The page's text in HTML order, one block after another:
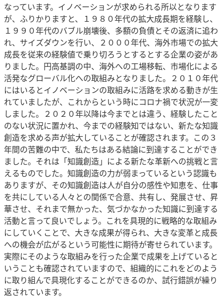
なっています。イノベーションが求められる所以となります
が、ふりかりますと、１９８０年代の拡大成長期を経験し、
１９９０年代のバブル崩壊後、多額の負債とその返済に追わ
れ、サイズダウンを行い、２０００年代、海外市場での拡大
成長を従来の経験値で乗り切ろうとするとする企業の姿があ
りました。円高基調の中、海外への工場移転、市場化による
活発なグローバル化への取組みとなりました。２０１０年代
にはいるとイノベーションの取組みに活路を求める動きが生
れていましたが、これからという時にコロナ禍で状況が一変
しました。２０２０年以降は今までとは違う、経験したこと
のない状況に置かれ、今までの経験知ではない、新たな知識
創造を求める声が拡大していることが確認されます。この３
年間の苦難の中で、私たちはある結論に到達することができ
ました。それは「知識創造」による新たな革新への挑戦と言
えるものでした。知識創造の力が弱まっているという認識も
ありますが、その知識創造は人が自分の感性や知恵を、仕事
を共にしている人々との関係で合意、共有し、発展させ、昇
華させ、それまで無かった、気づかなかった知識に到達する
活動と言って良いでしょう。これを具現的に戦略的な取組み
にしていくことで、大きな成果が得られ、大きな変革と成長
への機会が広がるという可能性に期待が寄せられています。
実際にそのような取組みを行った企業で成果を上げていると
いうことも確認されていますので、組織的にこれをどのよう
に取り組んで具現化することができるのか、試行錯誤が繰り
返されています。